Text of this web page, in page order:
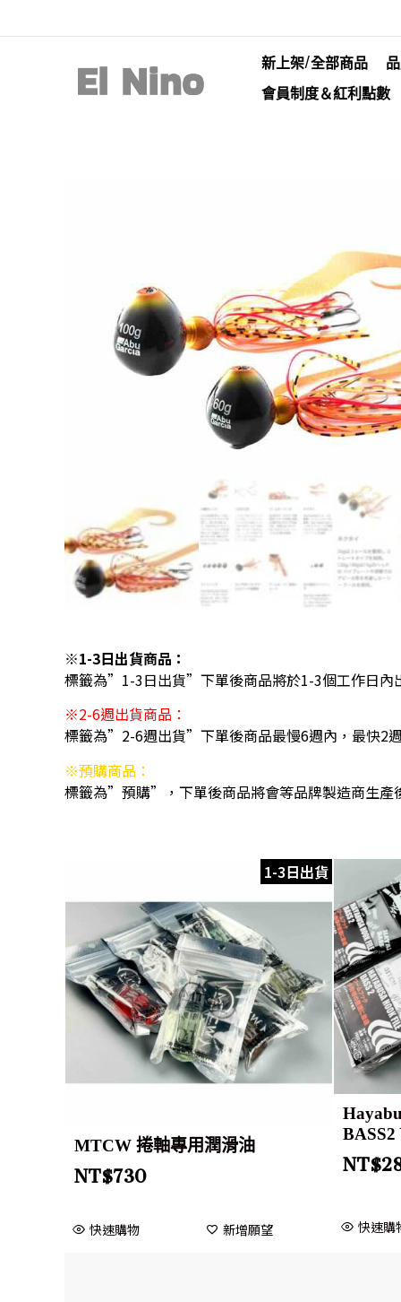
新上架/全部商品
會員制度＆紅利點數
※1-3日出貨商品：
標籤為”1-3日出貨”下單後商品將於1-3個工作日內
※2-6週出貨商品：
標籤為”2-6週出貨”下單後商品最慢6週內，最快2
※預購商品：
標籤為”預購”，下單後商品將會等品牌製造商生產
1-3日出貨
MTCW 捲軸專用潤滑油
NT$730
快速購物 新增願望
BASS2
NT$
快速購